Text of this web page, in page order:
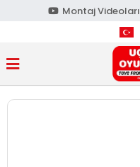
Montaj Videoları